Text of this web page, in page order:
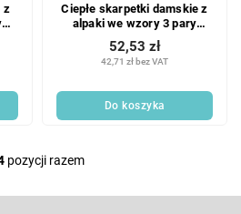
z
Ciepłe skarpetki damskie z
alpaki we wzory 3 pary
Rozmiar: 35-38
42,71 zł bez VAT
52,53 zł
Do koszyka
K
n
pozycji razem